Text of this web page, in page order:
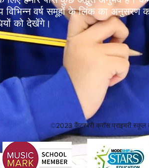
वर्ष समूहों के लिंक का अनुसरण
को देखेंगे।
©2023 कैंटरबरी क्रॉस प्राइमरी स्कूल